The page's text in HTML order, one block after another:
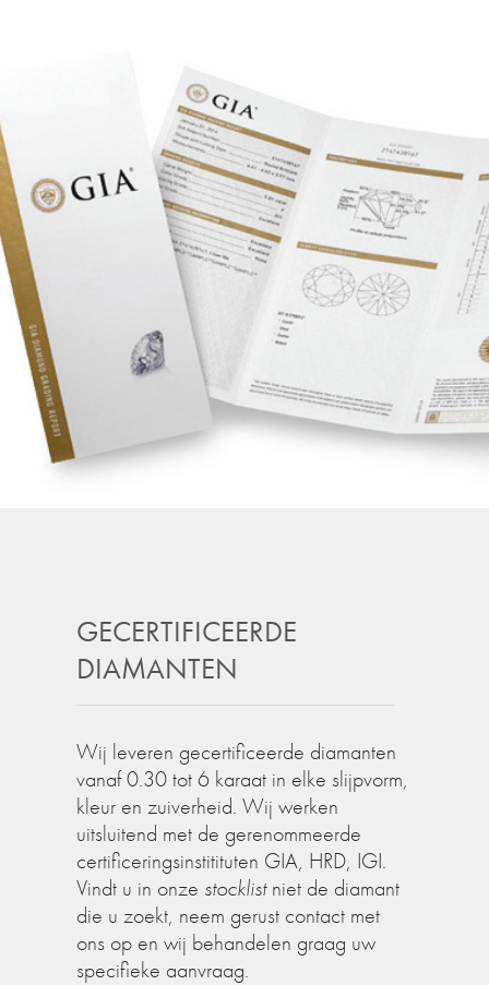
GECERTIFICEERDE
DIAMANTEN
Wij leveren gecertificeerde diamanten
vanaf 0.30 tot 6 karaat in elke slijpvorm,
kleur en zuiverheid. Wij werken
uitsluitend met de gerenommeerde
certificeringsinstitituten GIA, HRD, IGI.
Vindt u in onze stocklistniet de diamant
die u zoekt, neem gerust contact met
ons op en wij behandelen graag uw
specifieke aanvraag.